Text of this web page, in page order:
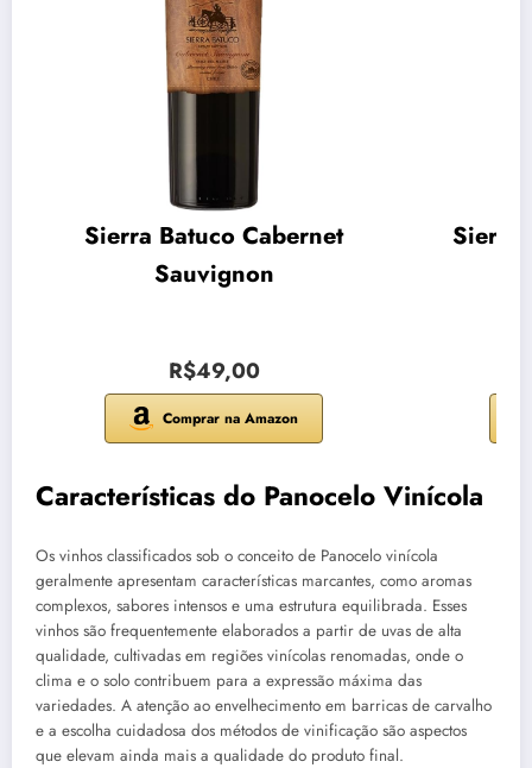
Sierra Batuco Cabernet
Sauvignon
R$49,00
Comprar na Amazon
Sierra
Características do Panocelo Vinícola
Os vinhos classificados sob o conceito de Panocelo vinícola
geralmente apresentam características marcantes, como aromas
complexos, sabores intensos e uma estrutura equilibrada. Esses
vinhos são frequentemente elaborados a partir de uvas de alta
qualidade, cultivadas em regiões vinícolas renomadas, onde o
clima e o solo contribuem para a expressão máxima das
variedades. A atenção ao envelhecimento em barricas de carvalho
e a escolha cuidadosa dos métodos de vinificação são aspectos
que elevam ainda mais a qualidade do produto final.